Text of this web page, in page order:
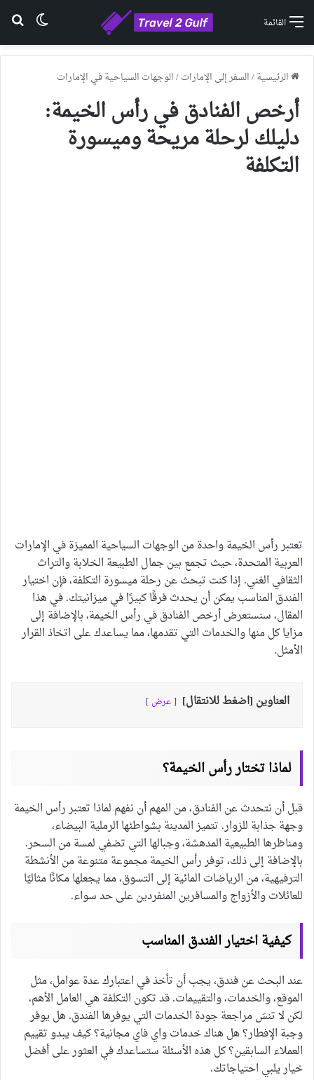
القائمة
الرئيسية/السفر إلى الإمارات/الوجهات السياحية في الإمارات
أرخص الفنادق في رأس الخيمة:
دليلك لرحلة مريحة وميسورة
التكلفة
تعتبر رأس الخيمة واحدة من الوجهات السياحية المميزة في الإمارات
العربية المتحدة، حيث تجمع بين جمال الطبيعة الخلابة والتراث
الثقافي الغني. إذا كنت تبحث عن رحلة ميسورة التكلفة، فإن اختيار
الفندق المناسب يمكن أن يحدث فرقًا كبيرًا في ميزانيتك. في هذا
المقال، سنستعرض أرخص الفنادق في رأس الخيمة، بالإضافة إلى
مزايا كل منها والخدمات التي تقدمها، مما يساعدك على اتخاذ القرار
الأمثل.
العناوين [اضغط للانتقال] عرض
لماذا تختار رأس الخيمة؟
قبل أن نتحدث عن الفنادق، من المهم أن نفهم لماذا تعتبر رأس الخيمة
وجهة جذابة للزوار. تتميز المدينة بشواطئها الرملية البيضاء،
ومناظرها الطبيعية المدهشة، وجبالها التي تضفي لمسة من السحر.
بالإضافة إلى ذلك، توفر رأس الخيمة مجموعة متنوعة من الأنشطة
الترفيهية، من الرياضات المائية إلى التسوق، مما يجعلها مكانًا مثاليًا
للعائلات والأزواج والمسافرين المنفردين على حد سواء.
كيفية اختيار الفندق المناسب
عند البحث عن فندق، يجب أن تأخذ في اعتبارك عدة عوامل، مثل
الموقع، والخدمات، والتقييمات. قد تكون التكلفة هي العامل الأهم،
لكن لا تنسَ مراجعة جودة الخدمات التي يوفرها الفندق. هل يوفر
وجبة الإفطار؟ هل هناك خدمات واي فاي مجانية؟ كيف يبدو تقييم
العملاء السابقين؟ كل هذه الأسئلة ستساعدك في العثور على أفضل
خيار يلبي احتياجاتك.